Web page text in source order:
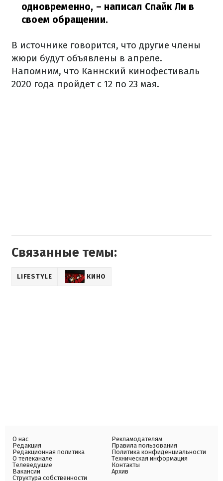
одновременно, – написал Спайк Ли в
своем обращении.
В источнике говорится, что другие члены
жюри будут объявлены в апреле.
Напомним, что Каннский кинофестиваль
2020 года пройдет с 12 по 23 мая.
Связанные темы:
LIFESTYLE КИНО
О нас
Редакция
Редакционная политика
О телеканале
Телеведущие
Вакансии
Структура собственности
Рекламодателям
Правила пользования
Политика конфиденциальности
Техническая информация
Контакты
Архив